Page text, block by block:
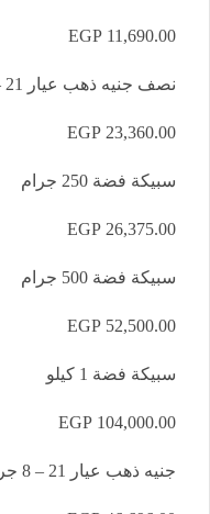
11,690.00 EGP
نصف جنيه ذهب عيار 21 – 4 جرام
23,360.00 EGP
سبيكة فضة 250 جرام
26,375.00 EGP
سبيكة فضة 500 جرام
52,500.00 EGP
سبيكة فضة 1 كيلو
104,000.00 EGP
جنيه ذهب عيار 21 – 8 جرام